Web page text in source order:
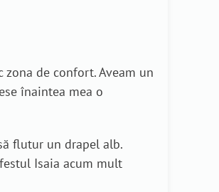
de confort. Aveam un
înaintea mea o
flutur un drapel alb.
Isaia acum mult